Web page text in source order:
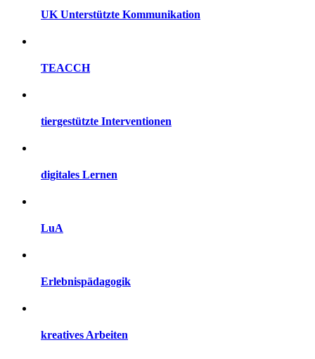
UK Unterstützte Kommunikation
TEACCH
tiergestützte Interventionen
digitales Lernen
LuA
Erlebnispädagogik
kreatives Arbeiten